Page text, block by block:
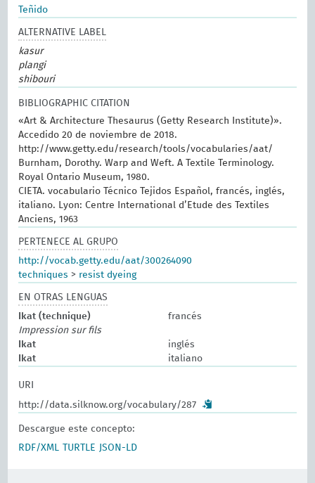
Teñido
ALTERNATIVE LABEL
kasur
plangi
shibouri
BIBLIOGRAPHIC CITATION
«Art & Architecture Thesaurus (Getty Research Institute)».
Accedido 20 de noviembre de 2018.
http://www.getty.edu/research/tools/vocabularies/aat/
Burnham, Dorothy. Warp and Weft. A Textile Terminology.
Royal Ontario Museum, 1980.
CIETA. vocabulario Técnico Tejidos Español, francés, inglés,
italiano. Lyon: Centre International d’Etude des Textiles
Anciens, 1963
PERTENECE AL GRUPO
http://vocab.getty.edu/aat/300264090
techniques > resist dyeing
EN OTRAS LENGUAS
Ikat (technique)
francés
Impression sur fils
Ikat
inglés
Ikat
italiano
URI
http://data.silknow.org/vocabulary/287
Descargue este concepto:
RDF/XML
TURTLE JSON-LD